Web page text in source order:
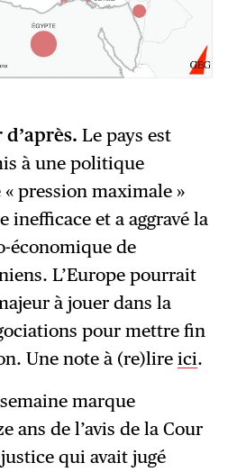
Le pays est
à une politique
pression maximale »
inefficace et a aggravé la
économique de
L’Europe pourrait
à jouer dans la
pour mettre fin
Une note à (re)lire ici.
marque
ans de l’avis de la Cour
qui avait jugé